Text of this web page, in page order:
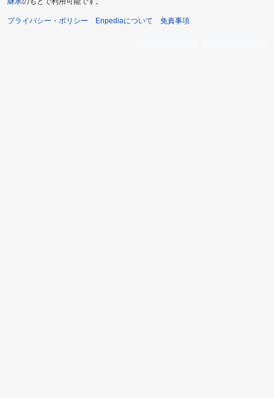
プライバシー・ポリシー Enpediaについて 免責事項